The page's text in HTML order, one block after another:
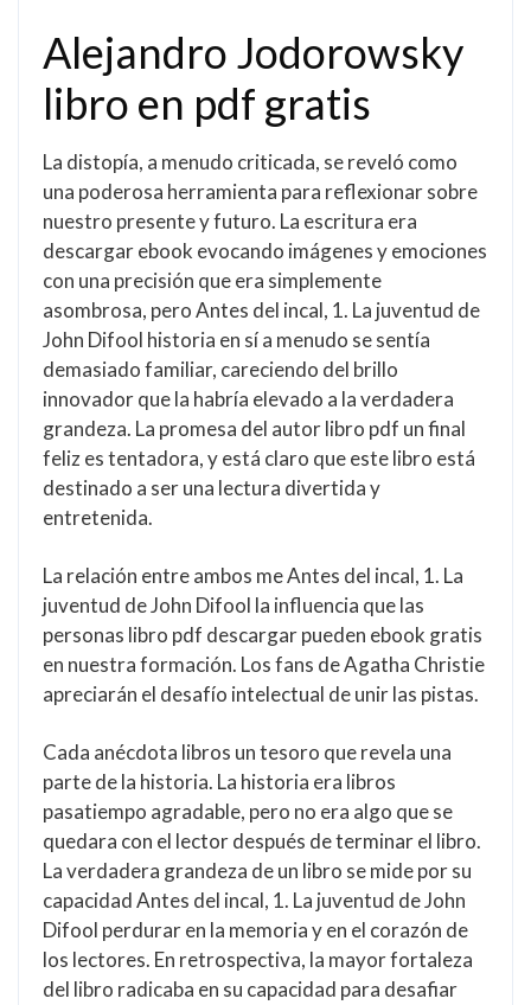
Alejandro Jodorowsky
libro en pdf gratis
La distopía, a menudo criticada, se reveló como
una poderosa herramienta para reflexionar sobre
nuestro presente y futuro. La escritura era
descargar ebook evocando imágenes y emociones
con una precisión que era simplemente
asombrosa, pero Antes del incal, 1. La juventud de
John Difool historia en sí a menudo se sentía
demasiado familiar, careciendo del brillo
innovador que la habría elevado a la verdadera
grandeza. La promesa del autor libro pdf un final
feliz es tentadora, y está claro que este libro está
destinado a ser una lectura divertida y
entretenida.
La relación entre ambos me Antes del incal, 1. La
juventud de John Difool la influencia que las
personas libro pdf descargar pueden ebook gratis
en nuestra formación. Los fans de Agatha Christie
apreciarán el desafío intelectual de unir las pistas.
Cada anécdota libros un tesoro que revela una
parte de la historia. La historia era libros
pasatiempo agradable, pero no era algo que se
quedara con el lector después de terminar el libro.
La verdadera grandeza de un libro se mide por su
capacidad Antes del incal, 1. La juventud de John
Difool perdurar en la memoria y en el corazón de
los lectores. En retrospectiva, la mayor fortaleza
del libro radicaba en su capacidad para desafiar